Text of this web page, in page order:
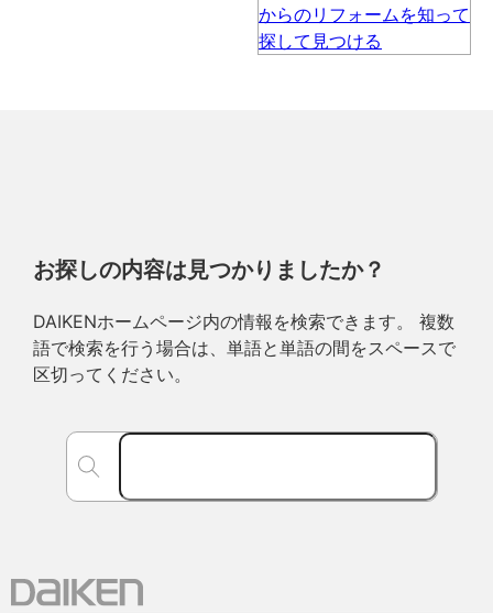
お探しの内容は見つかりましたか？
DAIKENホームページ内の情報を検索できます。 複数
語で検索を行う場合は、単語と単語の間をスペースで
区切ってください。